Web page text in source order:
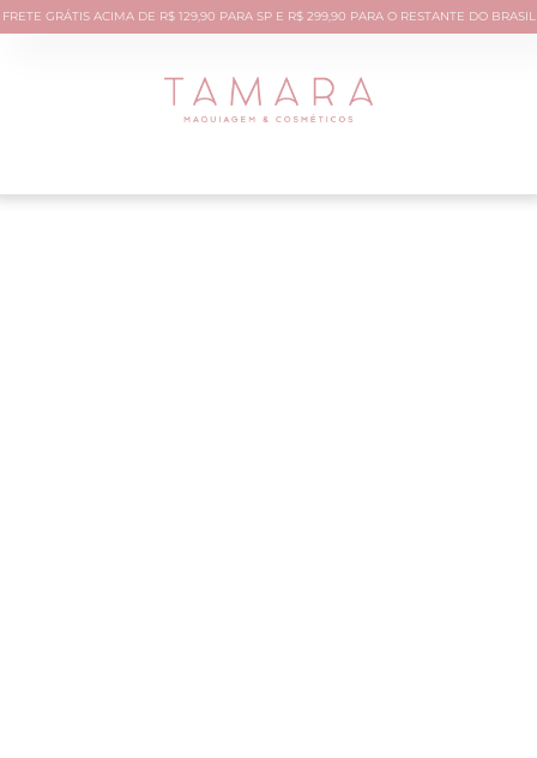
FRETE GRÁTIS ACIMA DE R$ 129,90 PARA SP E R$ 299,90 PARA O RESTANTE DO BRASIL